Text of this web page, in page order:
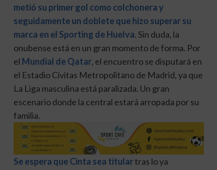
metió su primer gol como colchonera y
seguidamente un doblete que hizo superar su
marca en el Sporting de Huelva. Sin duda, la
onubense está en un gran momento de forma. Por
el Mundial de Qatar, el encuentro se disputará en
el Estadio Cívitas Metropolitano de Madrid, ya que
La Liga masculina está paralizada. Un gran
escenario donde la central estará arropada por su
familia.
Se espera que Cinta sea titulartras lo ya